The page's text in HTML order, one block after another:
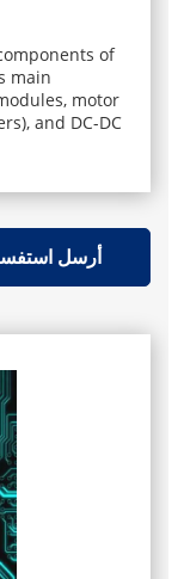
of
main
motor
and DC-DC
أرسل